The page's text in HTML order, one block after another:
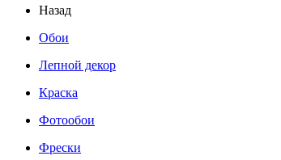
Назад
Обои
Лепной декор
Краска
Фотообои
Фрески